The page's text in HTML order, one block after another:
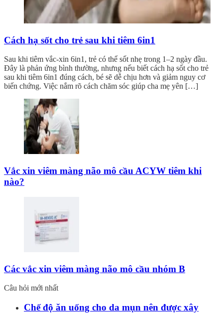
Cách hạ sốt cho trẻ sau khi tiêm 6in1
Sau khi tiêm vắc-xin 6in1, trẻ có thể sốt nhẹ trong 1–2 ngày đầu.
Đây là phản ứng bình thường, nhưng nếu biết cách hạ sốt cho trẻ
sau khi tiêm 6in1 đúng cách, bé sẽ dễ chịu hơn và giảm nguy cơ
biến chứng. Việc nắm rõ cách chăm sóc giúp cha mẹ yên […]
Vắc xin viêm màng não mô cầu ACYW tiêm khi
nào?
Các vắc xin viêm màng não mô cầu nhóm B
Câu hỏi mới nhất
Chế độ ăn uống cho da mụn nên được xây